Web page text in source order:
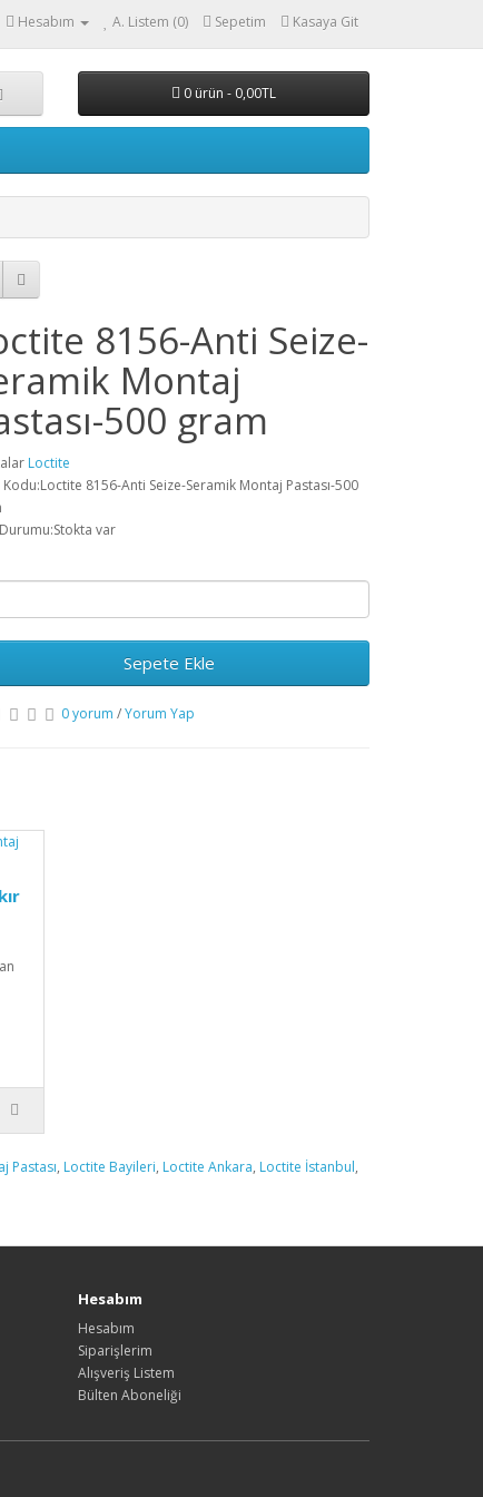
Hesabım A. Listem (0) Sepetim Kasaya Git
0 ürün - 0,00TL
8156-Anti Seize-
Montaj
500 gram
Loctite
8156-Anti Seize-Seramik Montaj Pastası-500
var
Sepete Ekle
0 yorum /Yorum Yap
Pastası, Loctite Bayileri, Loctite Ankara, Loctite İstanbul,
Hesabım
Hesabım
Siparişlerim
Alışveriş Listem
Bülten Aboneliği